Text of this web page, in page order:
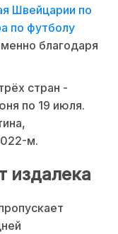
Швейцарии по
по футболу
благодаря
стран -
по 19 июля.
м.
издалека